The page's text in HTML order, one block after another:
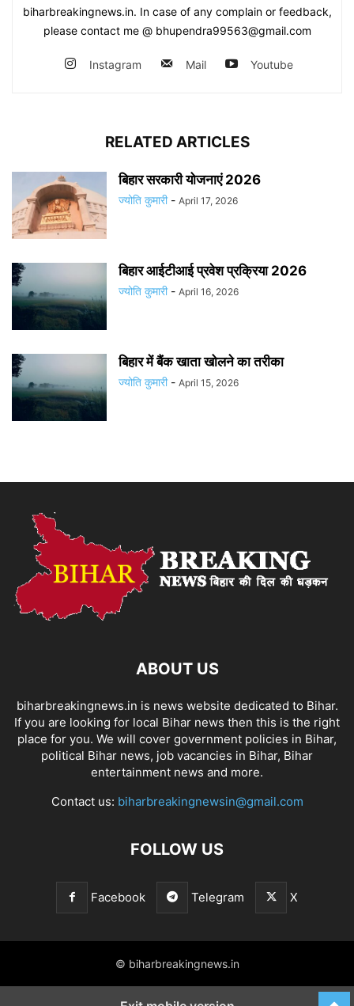
biharbreakingnews.in. In case of any complain or feedback,
please contact me @ bhupendra99563@gmail.com
Instagram Mail Youtube
RELATED ARTICLES
बिहार सरकारी योजनाएं 2026
ज्योति कुमारी - April 17, 2026
बिहार आईटीआई प्रवेश प्रक्रिया 2026
ज्योति कुमारी - April 16, 2026
बिहार में बैंक खाता खोलने का तरीका
ज्योति कुमारी - April 15, 2026
ABOUT US
biharbreakingnews.in is news website dedicated to Bihar.
If you are looking for local Bihar news then this is the right
place for you. We will cover government policies in Bihar,
political Bihar news, job vacancies in Bihar, Bihar
entertainment news and more.
Contact us: biharbreakingnewsin@gmail.com
FOLLOW US
Facebook Telegram X
© biharbreakingnews.in